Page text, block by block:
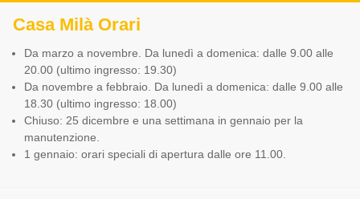
Casa Milà Orari
Da marzo a novembre. Da lunedì a domenica: dalle 9.00 alle
20.00 (ultimo ingresso: 19.30)
Da novembre a febbraio. Da lunedì a domenica: dalle 9.00 alle
18.30 (ultimo ingresso: 18.00)
Chiuso: 25 dicembre e una settimana in gennaio per la
manutenzione.
1 gennaio: orari speciali di apertura dalle ore 11.00.